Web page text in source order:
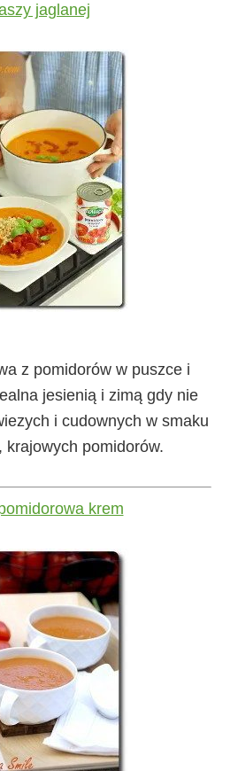
jaglanej
z pomidorów w puszce i
jesienią i zimą gdy nie
i cudownych w smaku
krajowych pomidorów.
krem